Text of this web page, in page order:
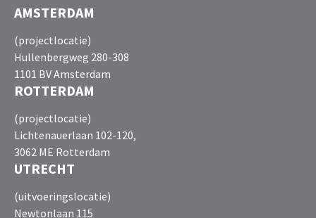
AMSTERDAM
(projectlocatie)
Hullenbergweg 280-308
1101 BV Amsterdam
ROTTERDAM
(projectlocatie)
Lichtenauerlaan 102-120,
3062 ME Rotterdam
UTRECHT
(uitvoeringslocatie)
Newtonlaan 115